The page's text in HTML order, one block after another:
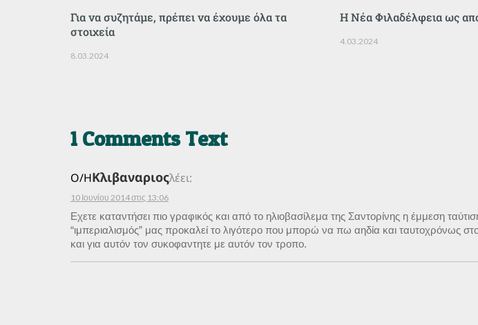
Για να συζητάμε, πρέπει να έχουμε όλα τα
στοιχεία
8.03.2024
Η Νέα Φιλαδέλφεια ως
4.03.2024
1 Comments Text
Ο/ΗΚλιβαναριοςλέει:
10 Ιουνίου 2014 στις 13:06
Εχετε καταντήσει πιο γραφικός και από το ηλιοβασίλεμα της Σαντορίνης η έμμεση
“ιμπεριαλισμός” μας προκαλεί το λιγότερο που μπορώ να πω αηδία και ταυτοχρόνως
και για αυτόν τον συκοφαντητε με αυτόν τον τροπο.